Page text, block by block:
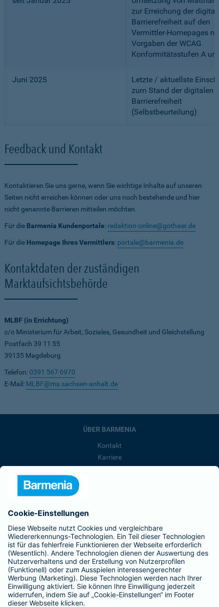
zur Erreichung der
Barrierefreiheit auf den
Vermittler-Homepages
Vorgaben der WCAG
Konformitätsstufen A
Juni 2025
Letzte / aktuellste
zum Stand der digitalen
Barrierefreiheit
(Selbstbeurteilung)
Feedback und Kontakt
Kontaktieren Sie uns gerne, wenn Sie wichtige Inhalte auf unseren
Seiten nicht erreichen können oder uns noch bestehende und hier
nicht genannte Barrieren mitteilen möchten.
Für die Barmenia Kundenportale: redaktion-online@gothaer.de
Für die Homepage Ihres Vermittlers: portale@barmenia.de
Kontaktdaten der zuständigen
Marktaufsichtsbehörde
MLBF (in Errichtung)
c/o Ministerium für Arbeit, Soziales, Gesundheit und Gleichstellung
Postfach 39 11 55
39135 Magdeburg
Telefon: 0391 567 6970
E-Mail: MLBF@ms.sachsen-anhalt.de
ÜBER BARMENIA
Kontakt
Karriere
Presse
Barmenia ist Teil der BarmeniaGothaer
BELIEBTE SEITEN
Kranken-Zusatzversicherung
Tierversicherungen
Haftpflichtversicherung
Hausratversicherung